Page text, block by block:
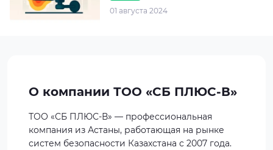
01 августа 2024
О компании ТОО «СБ ПЛЮС-В»
ТОО «СБ ПЛЮС-В» — профессиональная
компания из Астаны, работающая на рынке
систем безопасности Казахстана с 2007 года.